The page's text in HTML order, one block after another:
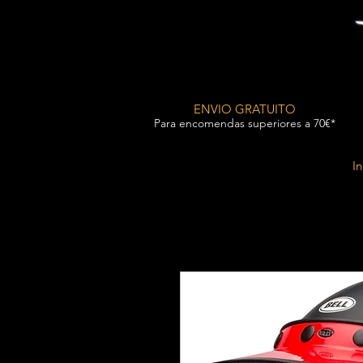
ENVIO GRATUITO
Para encomendas superiores a 70€*